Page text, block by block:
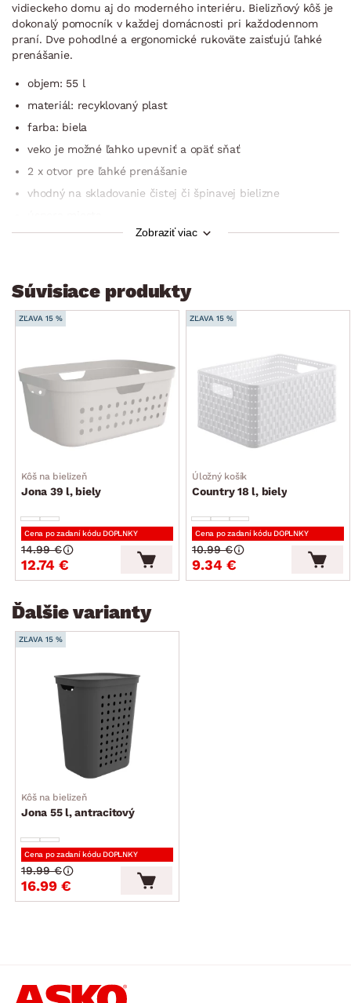
vidieckeho domu aj do moderného interiéru. Bielizňový kôš je
dokonalý pomocník v každej domácnosti pri každodennom
praní. Dve pohodlné a ergonomické rukoväte zaisťujú ľahké
prenášanie.
objem: 55 l
materiál: recyklovaný plast
farba: biela
veko je možné ľahko upevniť a opäť sňať
2 x otvor pre ľahké prenášanie
vhodný na skladovanie čistej či špinavej bielizne
praktický bytový doplnok
rozmer: 35,5×53,3×43,2 cm
Zobraziť viac
Súvisiace produkty
ZĽAVA 15 %
Kôš na bielizeň
Jona 39 l, biely
Cena po zadaní kódu DOPLNKY
12.74 €
14.99 €
ZĽAVA 15 %
Úložný košík
Country 18 l, biely
Cena po zadaní kódu DOPLNKY
9.34 €
10.99 €
Ďalšie varianty
ZĽAVA 15 %
Kôš na bielizeň
Jona 55 l, antracitový
Cena po zadaní kódu DOPLNKY
16.99 €
19.99 €